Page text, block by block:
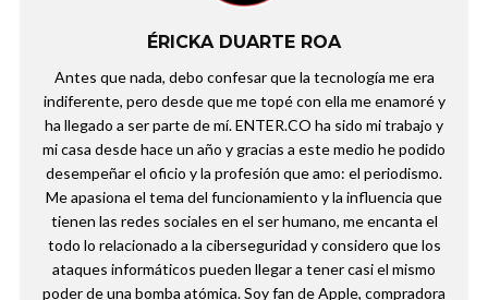
ÉRICKA DUARTE ROA
Antes que nada, debo confesar que la tecnología me era
indiferente, pero desde que me topé con ella me enamoré y
ha llegado a ser parte de mí. ENTER.CO ha sido mi trabajo y
mi casa desde hace un año y gracias a este medio he podido
desempeñar el oficio y la profesión que amo: el periodismo.
Me apasiona el tema del funcionamiento y la influencia que
tienen las redes sociales en el ser humano, me encanta el
todo lo relacionado a la ciberseguridad y considero que los
ataques informáticos pueden llegar a tener casi el mismo
poder de una bomba atómica. Soy fan de Apple, compradora